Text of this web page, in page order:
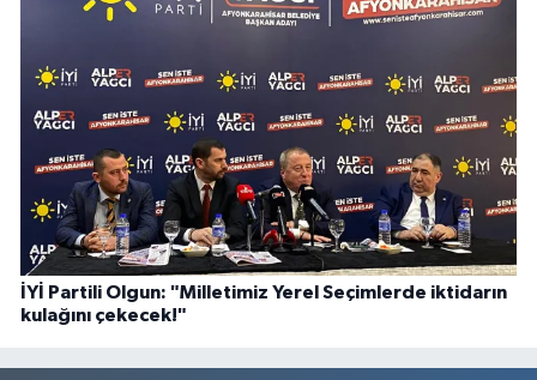
İYİ Partili Olgun: "Milletimiz Yerel Seçimlerde iktidarın
kulağını çekecek!"